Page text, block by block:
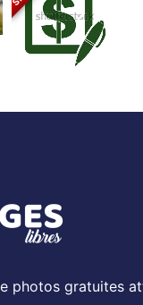
photos gratuites